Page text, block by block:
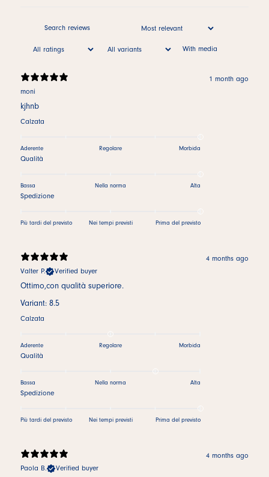
With media
1 month ago
moni
kjhnb
Calzata
Aderente Regolare Morbida
Qualità
Bassa Nella norma Alta
Spedizione
Più tardi del previsto Nei tempi previsti Prima del previsto
4 months ago
Valter P.
Verified buyer
Ottimo,con qualità superiore.
Variant: 8.5
Calzata
Aderente Regolare Morbida
Qualità
Bassa Nella norma Alta
Spedizione
Più tardi del previsto Nei tempi previsti Prima del previsto
4 months ago
Paola B.
Verified buyer